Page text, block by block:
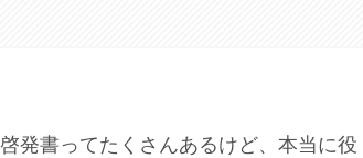
発書ってたくさんあるけど、本当に役